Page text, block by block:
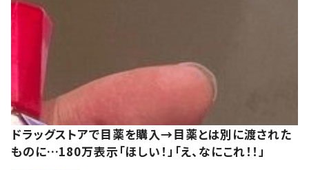
ドラッグストアで目薬を購入→目薬とは別に渡された
ものに…180万表示「ほしい！」「え、なにこれ！！」